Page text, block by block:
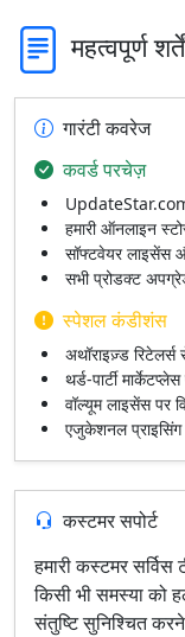
महत्वपूर्ण शर्तें
गारंटी कवरेज
कवर्ड परचेज़
हमारी ऑनलाइन
सॉफ्टवेयर लाइसेंस
सभी प्रोडक्ट
स्पेशल कंडीशंस
अथॉराइज़्ड
थर्ड‑पार्टी
वॉल्यूम लाइसेंस पर
एजुकेशनल
कस्टमर सपोर्ट
हमारी कस्टमर
किसी भी समस्या को
संतुष्टि सुनिश्चित